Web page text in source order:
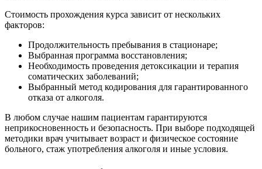
Стоимость прохождения курса зависит от нескольких
факторов:
Продолжительность пребывания в стационаре;
Выбранная программа восстановления;
Необходимость проведения детоксикации и терапия
соматических заболеваний;
Выбранный метод кодирования для гарантированного
отказа от алкоголя.
В любом случае нашим пациентам гарантируются
неприкосновенность и безопасность. При выборе подходящей
методики врач учитывает возраст и физическое состояние
больного, стаж употребления алкоголя и иные условия.